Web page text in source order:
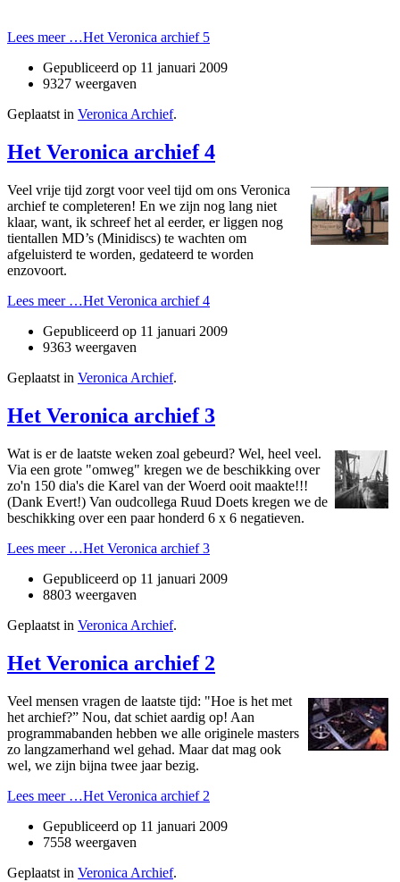
Lees meer …Het Veronica archief 5
Gepubliceerd op 11 januari 2009
9327 weergaven
Geplaatst in Veronica Archief.
Het Veronica archief 4
Veel vrije tijd zorgt voor veel tijd om o­ns Veronica
archief te completeren! En we zijn nog lang niet
klaar, want, ik schreef het al eerder, er liggen nog
tientallen MD’s (Minidiscs) te wachten om
afgeluisterd te worden, gedateerd te worden
enzovoort.
Lees meer …Het Veronica archief 4
Gepubliceerd op 11 januari 2009
9363 weergaven
Geplaatst in Veronica Archief.
Het Veronica archief 3
Wat is er de laatste weken zoal gebeurd? Wel, heel veel.
Via een grote "omweg" kregen we de beschikking over
zo'n 150 dia's die Karel van der Woerd ooit maakte!!!
(Dank Evert!) Van oudcollega Ruud Doets kregen we de
beschikking over een paar honderd 6 x 6 negatieven.
Lees meer …Het Veronica archief 3
Gepubliceerd op 11 januari 2009
8803 weergaven
Geplaatst in Veronica Archief.
Het Veronica archief 2
Veel mensen vragen de laatste tijd: "Hoe is het met
het archief?” Nou, dat schiet aardig op! Aan
programmabanden hebben we alle originele masters
zo langzamerhand wel gehad. Maar dat mag ook
wel, we zijn bijna twee jaar bezig.
Lees meer …Het Veronica archief 2
Gepubliceerd op 11 januari 2009
7558 weergaven
Geplaatst in Veronica Archief.